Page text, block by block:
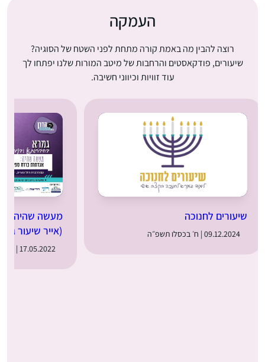
העמקה
רוצה להבין מה באמת קורה מתחת לפני השטח של הסוגיה?
שיעורים, פודקאסטים והרחבות של מיטב המורות שלנו יפתחו לך
עוד זוויות וכיווני חשיבה.
שיעורים לחנוכה
09.12.2024 | ח׳ בכסלו תשפ״ה
מעשה שהיה:
(אייר שיעור ג)
17.05.2022 | ט״ז באייר תשפ״ב